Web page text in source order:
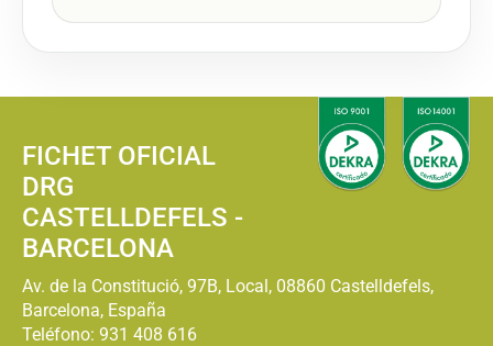
FICHET OFICIAL
DRG
CASTELLDEFELS -
BARCELONA
Av. de la Constitució, 97B, Local, 08860 Castelldefels,
Barcelona, España
Teléfono: 931 408 616